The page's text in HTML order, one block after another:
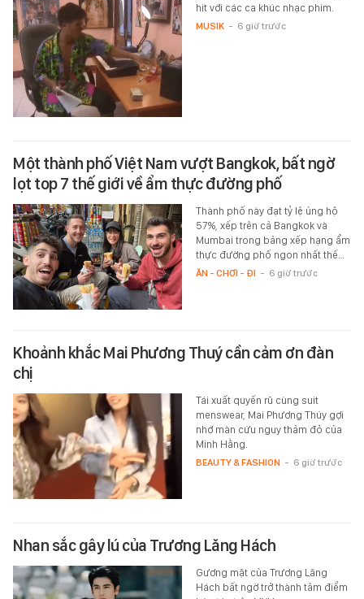
hit với các ca khúc nhạc phim.
MUSIK - 6 giờ trước
Một thành phố Việt Nam vượt Bangkok, bất ngờ
lọt top 7 thế giới về ẩm thực đường phố
Thành phố này đạt tỷ lệ ủng hộ
57%, xếp trên cả Bangkok và
Mumbai trong bảng xếp hạng ẩm
thực đường phố ngon nhất thế…
ĂN - CHƠI - ĐI - 6 giờ trước
Khoảnh khắc Mai Phương Thuý cần cảm ơn đàn
chị
Tái xuất quyến rũ cùng suit
menswear, Mai Phương Thúy gợi
nhớ màn cứu nguy thảm đỏ của
Minh Hằng.
BEAUTY & FASHION - 6 giờ trước
Nhan sắc gây lú của Trương Lăng Hách
Gương mặt của Trương Lăng
Hách bất ngờ trở thành tâm điểm